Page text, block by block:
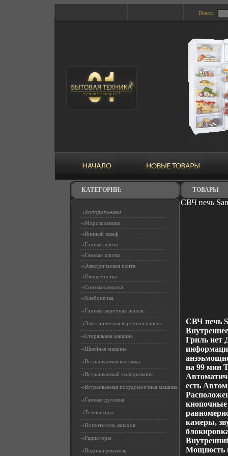
Поиск:
КАТЕГОРИИ:
Холодильники
Морозильники
Винный шкаф
Газовая плита
Газовая плитка
Электрическая плита
Овощечистка
Соковыжималка
Хлебопечка
Газовая варочная панель
Электрическая варочная панель
Стиральная машина
Швейная машина
Встраиваемая вытяжка
Встраиваемый холодильник
Встраиваемая посудомоечная машина
Газовая духовка
Телевизоры
Поглотитель запахов
Радиаторы
Водонагреватель
ТОВАРЫ
СВЧ печь
СВЧ печь
Гриль нет
на 99 мин
есть
кнопочные
камеры,
Мощность